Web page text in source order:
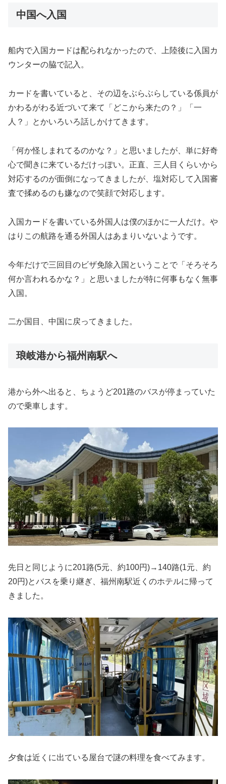
中国へ入国
船内で入国カードは配られなかったので、上陸後に入国カ
ウンターの脇で記入。
カードを書いていると、その辺をぶらぶらしている係員が
かわるがわる近づいて来て「どこから来たの？」「一
人？」とかいろいろ話しかけてきます。
「何か怪しまれてるのかな？」と思いましたが、単に好奇
心で聞きに来ているだけっぽい。正直、三人目くらいから
対応するのが面倒になってきましたが、塩対応して入国審
査で揉めるのも嫌なので笑顔で対応します。
入国カードを書いている外国人は僕のほかに一人だけ。や
はりこの航路を通る外国人はあまりいないようです。
今年だけで三回目のビザ免除入国ということで「そろそろ
何か言われるかな？」と思いましたが特に何事もなく無事
入国。
二か国目、中国に戻ってきました。
琅岐港から福州南駅へ
港から外へ出ると、ちょうど201路のバスが停まっていた
ので乗車します。
先日と同じように201路(5元、約100円)→140路(1元、約
20円)とバスを乗り継ぎ、福州南駅近くのホテルに帰って
きました。
夕食は近くに出ている屋台で謎の料理を食べてみます。